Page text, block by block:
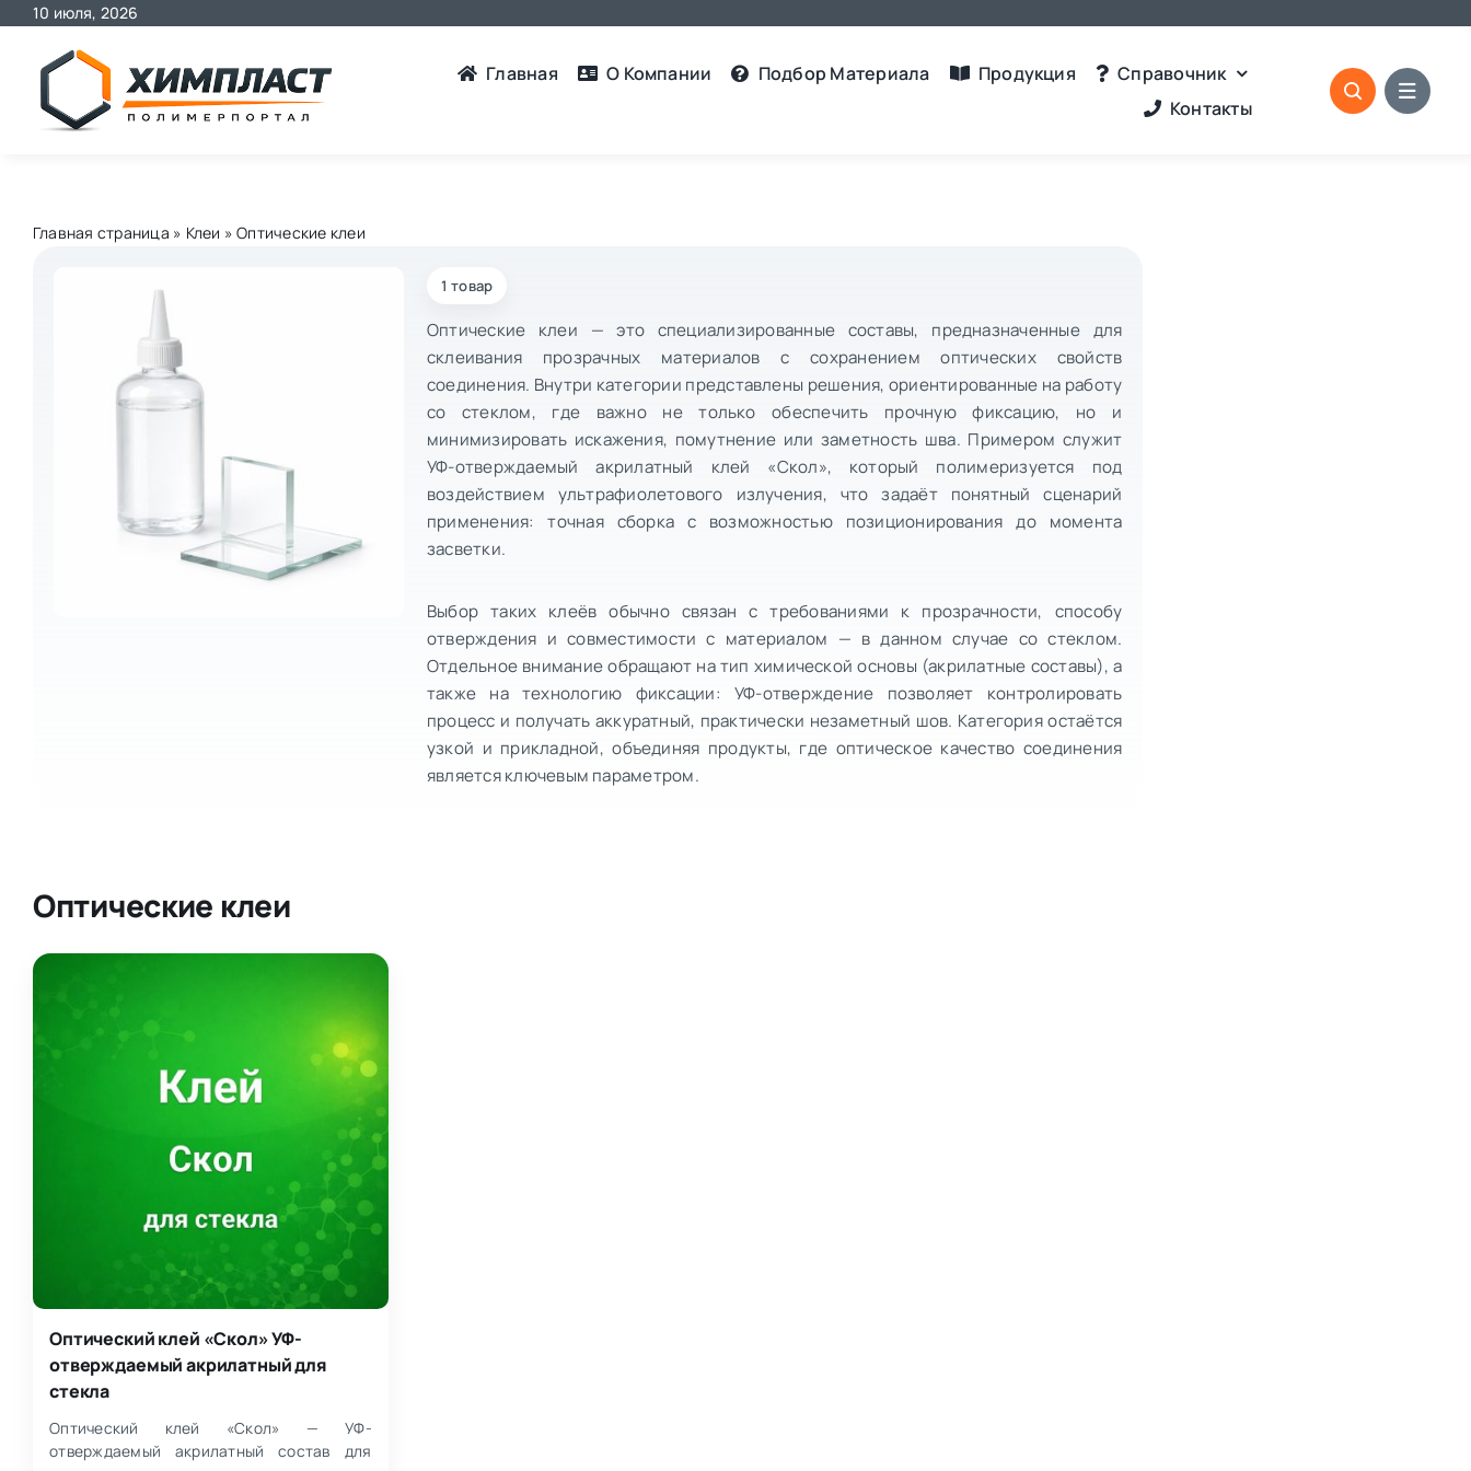
Skip
content
10 июля, 2026
Главная О Компании Подбор Материалa Продукция
Справочник
Контакты
Главная страница » Клеи »Оптические клеи
1 товар
Оптические клеи — это специализированные составы, предназначенные для
склеивания прозрачных материалов с сохранением оптических свойств
соединения. Внутри категории представлены решения, ориентированные на работу
со стеклом, где важно не только обеспечить прочную фиксацию, но и
минимизировать искажения, помутнение или заметность шва. Примером служит
УФ-отверждаемый акрилатный клей «Скол», который полимеризуется под
воздействием ультрафиолетового излучения, что задаёт понятный сценарий
применения: точная сборка с возможностью позиционирования до момента
засветки.
Выбор таких клеёв обычно связан с требованиями к прозрачности, способу
отверждения и совместимости с материалом — в данном случае со стеклом.
Отдельное внимание обращают на тип химической основы (акрилатные составы), а
также на технологию фиксации: УФ-отверждение позволяет контролировать
процесс и получать аккуратный, практически незаметный шов. Категория остаётся
узкой и прикладной, объединяя продукты, где оптическое качество соединения
является ключевым параметром.
Оптические клеи
Оптический клей «Скол» УФ-
отверждаемый акрилатный для
стекла
Оптический клей «Скол» — УФ-
отверждаемый акрилатный состав для